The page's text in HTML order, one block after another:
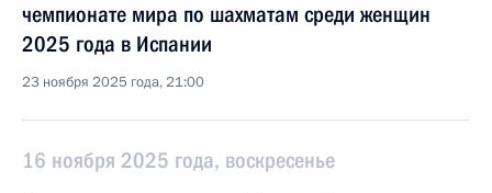
чемпионате мира по шахматам среди женщин
2025 года в Испании
23 ноября 2025 года, 21:00
16 ноября 2025 года, воскресенье